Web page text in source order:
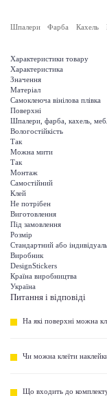
Шпалери Фарба Кахель
Характеристики товару
Характеристика
Значення
Матеріал
Самоклеюча вінілова плівка
Поверхні
Шпалери, фарба, кахель,
Вологостійкість
Так
Можна мити
Так
Монтаж
Самостійний
Клей
Не потрібен
Виготовлення
Під замовлення
Розмір
Стандартний або
Виробник
DesignStickers
Країна виробництва
Україна
Питання і відповіді
На які поверхні можна
Чи можна клеїти
Що входить до